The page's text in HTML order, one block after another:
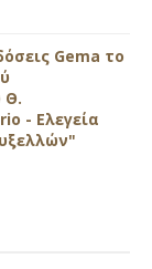
Gema το
Θ.
- Ελεγεία